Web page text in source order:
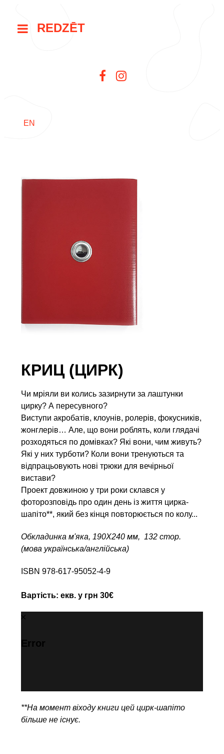
REDZĒT
EN
КРИЦ (ЦИРК)
Чи мріяли ви колись зазирнути за лаштунки
цирку? А пересувного?
Виступи акробатів, клоунів, ролерів, фокусників,
жонглерів… Але, що вони роблять, коли глядачі
розходяться по домівках? Які вони, чим живуть?
Які у них турботи? Коли вони тренуються та
відпрацьовують нові трюки для вечірньої
вистави?
Проект довжиною у три роки склався у
фоторозповідь про один день iз життя цирка-
шапіто**, який без кінця повторюється по колу...
Обкладинка м'яка, 190Х240 мм, 132 стор.
(мова українська/англійська)
ISBN 978-617-95052-4-9
Вартість: екв. у грн 30€
Error
**На момент віходу книги цей цирк-шапіто
більше не існує.